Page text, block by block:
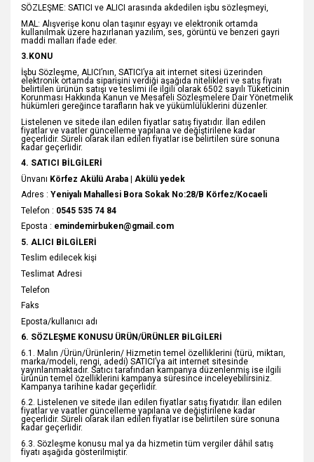
SÖZLEŞME: SATICI ve ALICI arasında akdedilen işbu sözleşmeyi,
MAL: Alışverişe konu olan taşınır eşyayı ve elektronik ortamda
kullanılmak üzere hazırlanan yazılım, ses, görüntü ve benzeri gayri
maddi malları ifade eder.
3.KONU
İşbu Sözleşme, ALICI’nın, SATICI’ya ait internet sitesi üzerinden
elektronik ortamda siparişini verdiği aşağıda nitelikleri ve satış fiyatı
belirtilen ürünün satışı ve teslimi ile ilgili olarak 6502 sayılı Tüketicinin
Korunması Hakkında Kanun ve Mesafeli Sözleşmelere Dair Yönetmelik
hükümleri gereğince tarafların hak ve yükümlülüklerini düzenler.
Listelenen ve sitede ilan edilen fiyatlar satış fiyatıdır. İlan edilen
fiyatlar ve vaatler güncelleme yapılana ve değiştirilene kadar
geçerlidir. Süreli olarak ilan edilen fiyatlar ise belirtilen süre sonuna
kadar geçerlidir.
4. SATICI BİLGİLERİ
Ünvanı Körfez Akülü Araba | Akülü yedek
Adres : Yeniyalı Mahallesi Bora Sokak No:28/B Körfez/Kocaeli
Telefon : 0545 535 74 84
Eposta : emindemirbuken@gmail.com
5. ALICI BİLGİLERİ
Teslim edilecek kişi
Teslimat Adresi
Telefon
Faks
Eposta/kullanıcı adı
6. SÖZLEŞME KONUSU ÜRÜN/ÜRÜNLER BİLGİLERİ
6.1. Malın /Ürün/Ürünlerin/ Hizmetin temel özelliklerini (türü, miktarı,
marka/modeli, rengi, adedi) SATICI’ya ait internet sitesinde
yayınlanmaktadır. Satıcı tarafından kampanya düzenlenmiş ise ilgili
ürünün temel özelliklerini kampanya süresince inceleyebilirsiniz.
Kampanya tarihine kadar geçerlidir.
6.2. Listelenen ve sitede ilan edilen fiyatlar satış fiyatıdır. İlan edilen
fiyatlar ve vaatler güncelleme yapılana ve değiştirilene kadar
geçerlidir. Süreli olarak ilan edilen fiyatlar ise belirtilen süre sonuna
kadar geçerlidir.
6.3. Sözleşme konusu mal ya da hizmetin tüm vergiler dâhil satış
fiyatı aşağıda gösterilmiştir.